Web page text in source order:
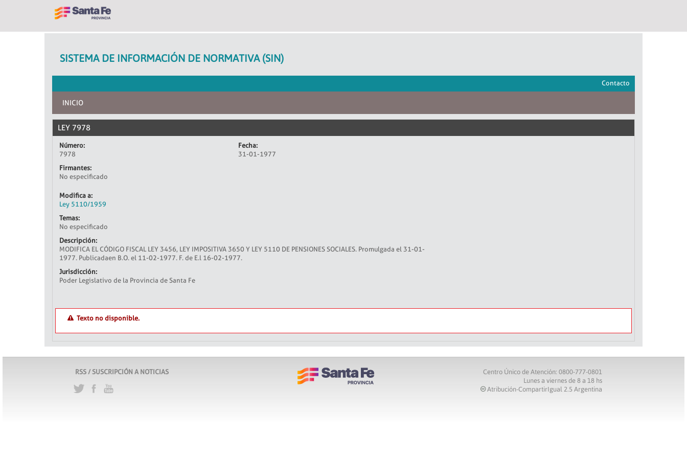
SISTEMA DE INFORMACIÓN DE NORMATIVA (SIN)
Contacto
INICIO
LEY 7978
Número:
7978
Fecha:
31-01-1977
Firmantes:
No especificado
Modifica a:
Ley 5110/1959
Temas:
No especificado
Descripción:
MODIFICA EL CÓDIGO FISCAL LEY 3456, LEY IMPOSITIVA 3650 Y LEY 5110 DE PENSIONES SOCIALES. Promulgada el 31-01-
1977. Publicadaen B.O. el 11-02-1977. F. de E.l 16-02-1977.
Jurisdicción:
Poder Legislativo de la Provincia de Santa Fe
Texto no disponible.
RSS / SUSCRIPCIÓN A NOTICIAS
Centro Único de Atención: 0800-777-0801
Lunes a viernes de 8 a 18 hs
cAtribución-CompartirIgual 2.5 Argentina